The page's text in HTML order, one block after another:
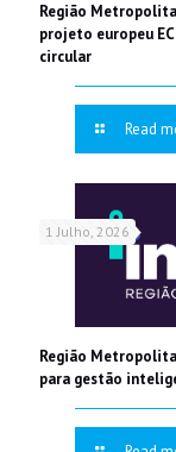
Região
projeto europeu
circular
Read
1 Julho, 2026
Região
para gestão